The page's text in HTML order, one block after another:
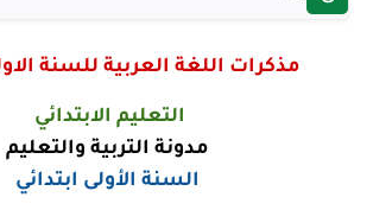
مذكرات اللغة العربية للسنة
التعليم الابتدائي
مدونة التربية والتعليم
السنة الأولى ابتدائي